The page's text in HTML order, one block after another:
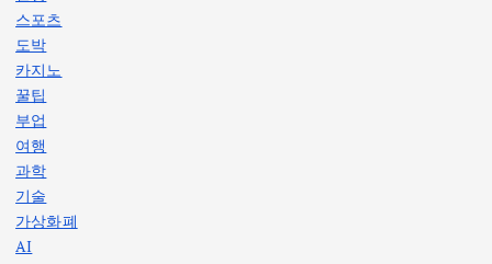
스포츠
도박
카지노
꿀팁
부업
여행
과학
기술
가상화폐
AI